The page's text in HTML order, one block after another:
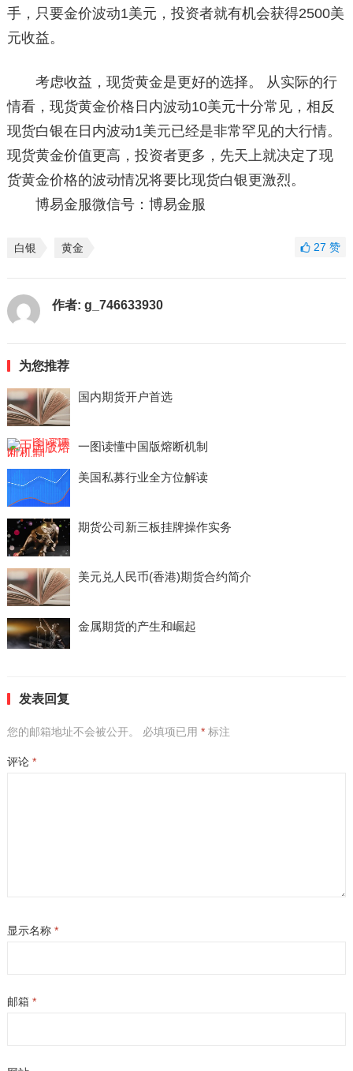
手，只要金价波动1美元，投资者就有机会获得2500美
元收益。
考虑收益，现货黄金是更好的选择。 从实际的行
情看，现货黄金价格日内波动10美元十分常见，相反
现货白银在日内波动1美元已经是非常罕见的大行情。
现货黄金价值更高，投资者更多，先天上就决定了现
货黄金价格的波动情况将要比现货白银更激烈。
博易金服微信号：博易金服
白银 黄金 27赞
作者: g_746633930
为您推荐
国内期货开户首选
一图读懂中国版熔断机制
美国私募行业全方位解读
期货公司新三板挂牌操作实务
美元兑人民币(香港)期货合约简介
金属期货的产生和崛起
发表回复
您的邮箱地址不会被公开。 必填项已用 *标注
评论 *
显示名称 *
邮箱 *